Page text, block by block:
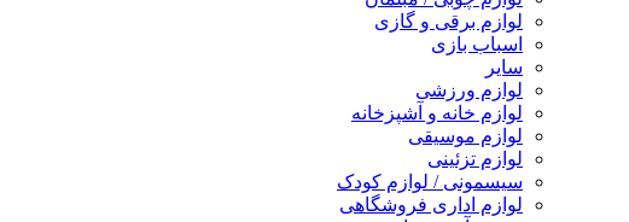
لوازم برقی و گازی
اسباب بازی
سایر
لوازم ورزشی
لوازم خانه و آشپزخانه
لوازم موسیقی
لوازم تزئینی
سیسمونی / لوازم کودک
لوازم اداری فروشگاهی